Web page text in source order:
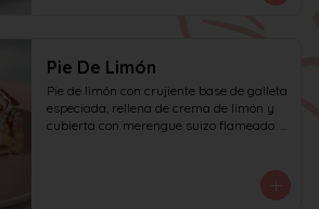
Pie De Limón
Pie de limón con crujiente base de galleta
especiada, rellena de crema de limón y
cubierta con merengue suizo flameado.